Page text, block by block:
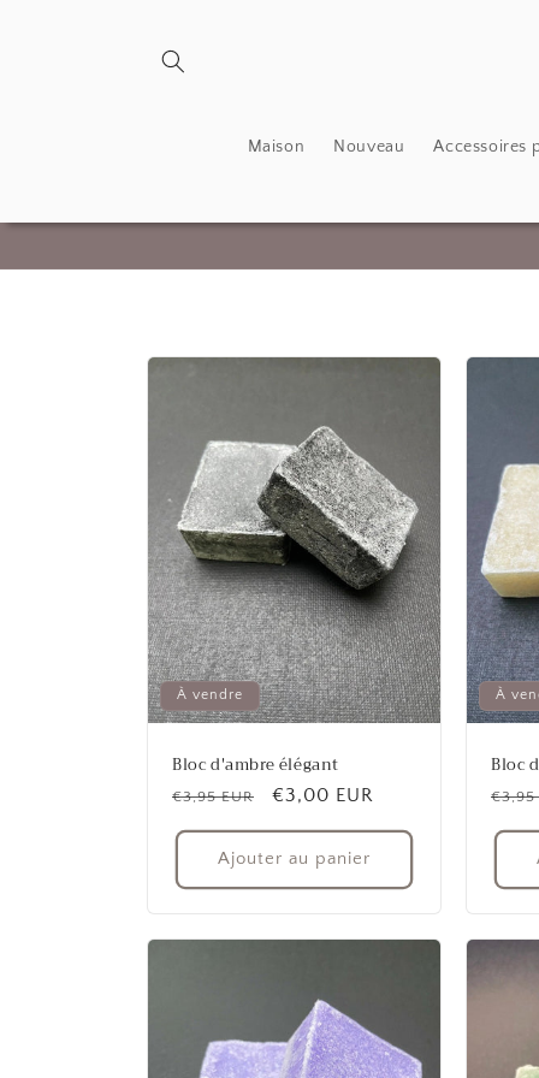
Maison Nouveau Accessoires
À vendre
Bloc d'ambre élégant
Prix
habituel
€3,95 EUR
Prix
promotionnel
€3,00 EUR
Ajouter au panier
À
Bloc
Prix
€3,95